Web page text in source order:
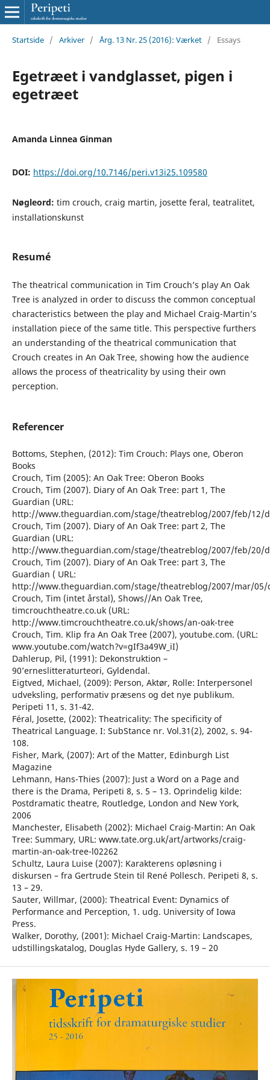
Startside / Arkiver / Årg. 13 Nr. 25 (2016): Værket / Essays
Egetræet i vandglasset, pigen i
egetræet
Amanda Linnea Ginman
DOI: https://doi.org/10.7146/peri.v13i25.109580
Nøgleord: tim crouch, craig martin, josette feral, teatralitet,
installationskunst
Resumé
The theatrical communication in Tim Crouch’s play An Oak
Tree is analyzed in order to discuss the common conceptual
characteristics between the play and Michael Craig-Martin’s
installation piece of the same title. This perspective furthers
an understanding of the theatrical communication that
Crouch creates in An Oak Tree, showing how the audience
allows the process of theatricality by using their own
perception.
Referencer
Bottoms, Stephen, (2012): Tim Crouch: Plays one, Oberon
Books
Crouch, Tim (2005): An Oak Tree: Oberon Books
Crouch, Tim (2007). Diary of An Oak Tree: part 1, The
Guardian (URL:
http://www.theguardian.com/stage/theatreblog/2007/feb/12/
Crouch, Tim (2007). Diary of An Oak Tree: part 2, The
Guardian (URL:
http://www.theguardian.com/stage/theatreblog/2007/feb/20/
Crouch, Tim (2007). Diary of An Oak Tree: part 3, The
Guardian ( URL:
http://www.theguardian.com/stage/theatreblog/2007/mar/
Crouch, Tim (intet årstal), Shows//An Oak Tree,
timcrouchtheatre.co.uk (URL:
http://www.timcrouchtheatre.co.uk/shows/an-oak-tree
Crouch, Tim. Klip fra An Oak Tree (2007), youtube.com. (URL:
www.youtube.com/watch?v=gIf3a49W_iI)
Dahlerup, Pil, (1991): Dekonstruktion –
90’erneslitteraturteori, Gyldendal.
Eigtved, Michael, (2009): Person, Aktør, Rolle: Interpersonel
udveksling, performativ præsens og det nye publikum.
Peripeti 11, s. 31-42.
Féral, Josette, (2002): Theatricality: The specificity of
Theatrical Language. I: SubStance nr. Vol.31(2), 2002, s. 94-
108.
Fisher, Mark, (2007): Art of the Matter, Edinburgh List
Magazine
Lehmann, Hans-Thies (2007): Just a Word on a Page and
there is the Drama, Peripeti 8, s. 5 – 13. Oprindelig kilde:
Postdramatic theatre, Routledge, London and New York,
2006
Manchester, Elisabeth (2002): Michael Craig-Martin: An Oak
Tree: Summary, URL: www.tate.org.uk/art/artworks/craig-
martin-an-oak-tree-l02262
Schultz, Laura Luise (2007): Karakterens opløsning i
diskursen – fra Gertrude Stein til René Pollesch. Peripeti 8, s.
13 – 29.
Sauter, Willmar, (2000): Theatrical Event: Dynamics of
Performance and Perception, 1. udg. University of Iowa
Press.
Walker, Dorothy, (2001): Michael Craig-Martin: Landscapes,
udstillingskatalog, Douglas Hyde Gallery, s. 19 – 20